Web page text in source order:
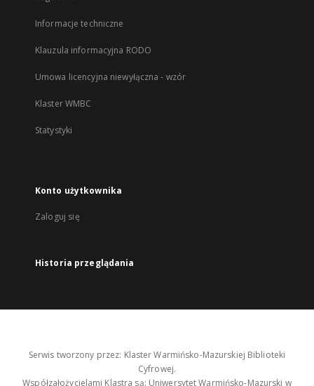
Informacje techniczne
Klauzula informacyjna RODO
Umowa licencyjna niewyłączna - wzór
Klaster WMBC
Statystyki
Konto użytkownika
Zaloguj się
Historia przeglądania
Serwis tworzony przez: Klaster Warmińsko-Mazurskiej Biblioteki
Cyfrowej.
Współzałożycielami Klastra są: Uniwersytet Warmińsko-Mazurski w